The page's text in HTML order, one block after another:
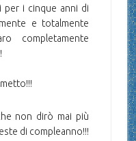
per i cinque anni di
e totalmente
completamente
non dirò mai più
di compleanno!!!